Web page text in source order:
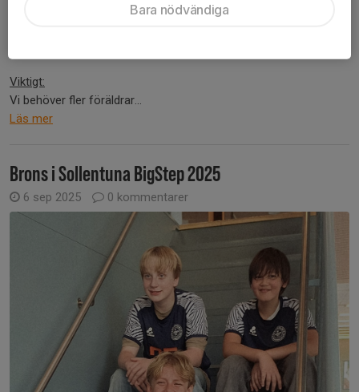
från mötet finns tillgängligt i WhatsApp kanalen för
Viktigt:
Vi behöver fler föräldrar...
Läs mer
Brons i Sollentuna BigStep 2025
6 sep 2025 0 kommentarer
Bara nödvändiga